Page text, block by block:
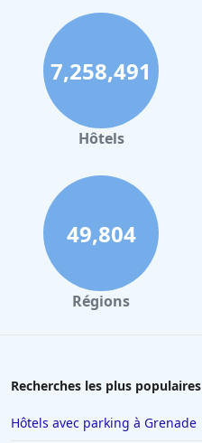
7,258,491
Hôtels
49,804
Régions
Recherches les plus populaires
Hôtels avec parking à Grenade